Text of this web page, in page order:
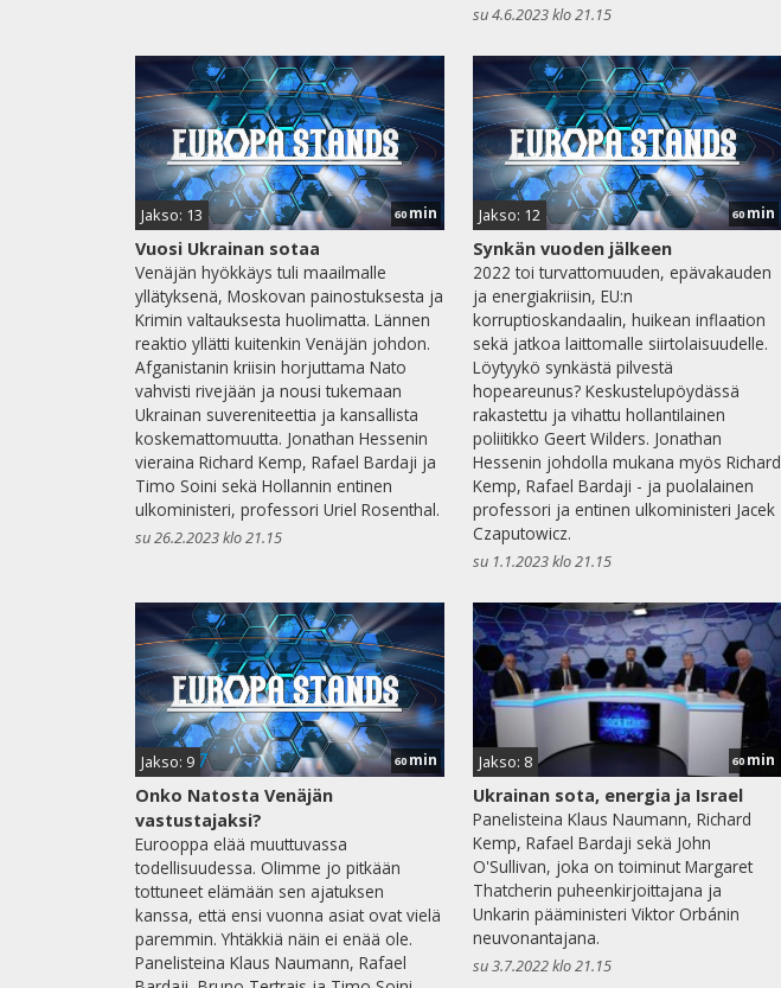
su 4.6.2023 klo 21.15
Jakso: 13 60min
Vuosi Ukrainan sotaa
Venäjän hyökkäys tuli maailmalle
yllätyksenä, Moskovan painostuksesta ja
Krimin valtauksesta huolimatta. Lännen
reaktio yllätti kuitenkin Venäjän johdon.
Afganistanin kriisin horjuttama Nato
vahvisti rivejään ja nousi tukemaan
Ukrainan suvereniteettia ja kansallista
koskemattomuutta. Jonathan Hessenin
vieraina Richard Kemp, Rafael Bardaji ja
Timo Soini sekä Hollannin entinen
ulkoministeri, professori Uriel Rosenthal.
su 26.2.2023 klo 21.15
Jakso: 12 60min
Synkän vuoden jälkeen
2022 toi turvattomuuden, epävakauden
ja energiakriisin, EU:n
korruptioskandaalin, huikean inflaation
sekä jatkoa laittomalle siirtolaisuudelle.
Löytyykö synkästä pilvestä
hopeareunus? Keskustelupöydässä
rakastettu ja vihattu hollantilainen
poliitikko Geert Wilders. Jonathan
Hessenin johdolla mukana myös Richard
Kemp, Rafael Bardaji - ja puolalainen
professori ja entinen ulkoministeri Jacek
Czaputowicz.
su 1.1.2023 klo 21.15
Jakso: 9 60min
Onko Natosta Venäjän
vastustajaksi?
Eurooppa elää muuttuvassa
todellisuudessa. Olimme jo pitkään
tottuneet elämään sen ajatuksen
kanssa, että ensi vuonna asiat ovat vielä
paremmin. Yhtäkkiä näin ei enää ole.
Panelisteina Klaus Naumann, Rafael
Jakso: 8 60min
Ukrainan sota, energia ja Israel
Panelisteina Klaus Naumann, Richard
Kemp, Rafael Bardaji sekä John
O'Sullivan, joka on toiminut Margaret
Thatcherin puheenkirjoittajana ja
Unkarin pääministeri Viktor Orbánin
neuvonantajana.
su 3.7.2022 klo 21.15